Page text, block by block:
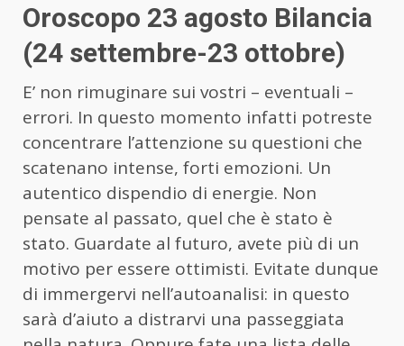
Oroscopo 23 agosto Bilancia
(24 settembre-23 ottobre)
E’ non rimuginare sui vostri – eventuali –
errori. In questo momento infatti potreste
concentrare l’attenzione su questioni che
scatenano intense, forti emozioni. Un
autentico dispendio di energie. Non
pensate al passato, quel che è stato è
stato. Guardate al futuro, avete più di un
motivo per essere ottimisti. Evitate dunque
di immergervi nell’autoanalisi: in questo
sarà d’aiuto a distrarvi una passeggiata